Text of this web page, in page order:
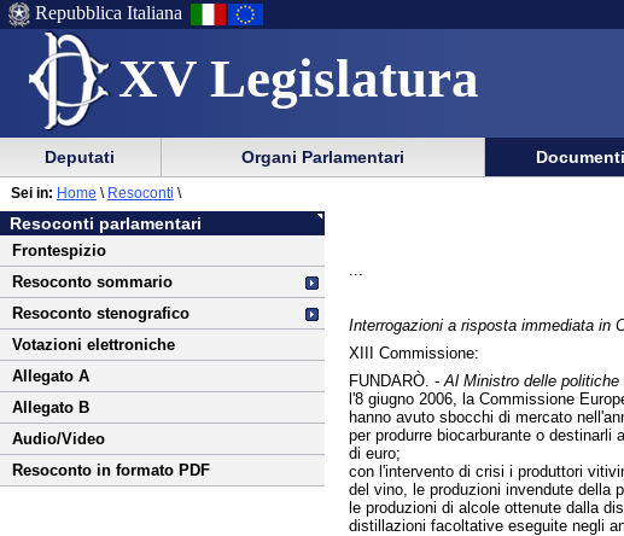
XV Legislatura
Menu
di
ausilio
alla
navigazione
Menu
di
navigazione
principale
Repubblica Italiana
Menu
di
navigazione
principale
menu
di
sezione
Deputati Organi Parlamentari Documenti
Vai
al
contenuto
Resoconti parlamentari
Frontespizio
Resoconto sommario
Resoconto stenografico
Votazioni elettroniche
Allegato A
Allegato B
Audio/Video
Resoconto in formato PDF
Sei in: Home \ Resoconti \
Interrogazioni a risposta immediata in
XIII Commissione:
FUNDARÒ. - Al Ministro delle
l'8 giugno 2006, la Commissione
hanno avuto sbocchi di mercato
per produrre biocarburante o
di euro;
con l'intervento di crisi i produttori
del vino, le produzioni invendute della
le produzioni di alcole ottenute dalla
distillazioni facoltative eseguite negli